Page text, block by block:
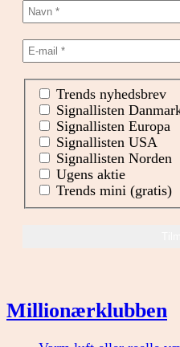
Trends nyhedsbrev
Signallisten
Signallisten Europa
Signallisten USA
Signallisten Norden
Ugens aktie
Trends mini (gratis)
Millionærklubben